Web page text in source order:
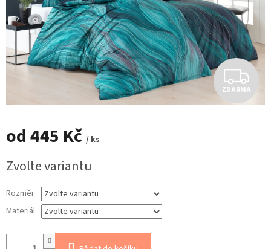
Z
D
ZDARMA
od445 Kč / ks
cena:
Zvolte variantu
Rozměr
Materiál